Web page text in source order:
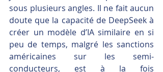
sous plusieurs angles. Il ne fait aucun
doute que la capacité de DeepSeek à
créer un modèle d’IA similaire en si
peu de temps, malgré les sanctions
américaines sur les semi-
conducteurs, est à la fois